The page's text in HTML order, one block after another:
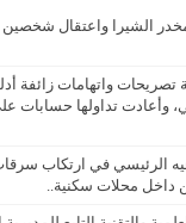
أطنان من مخدر الشيرا واعتقال
واتهامات زائفة
وأعادت تداولها حسابات
الرئيسي في ارتكاب
داخل محلات سكنية..